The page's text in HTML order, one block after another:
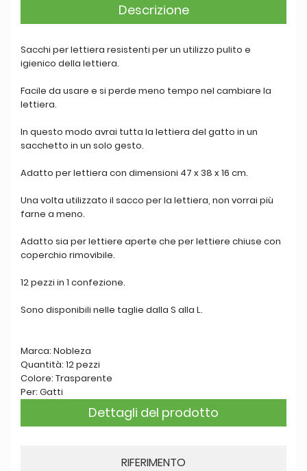
Descrizione
Sacchi per lettiera resistenti per un utilizzo pulito e
igienico della lettiera.
Facile da usare e si perde meno tempo nel cambiare la
lettiera.
In questo modo avrai tutta la lettiera del gatto in un
sacchetto in un solo gesto.
Adatto per lettiera con dimensioni 47 x 38 x 16 cm.
Una volta utilizzato il sacco per la lettiera, non vorrai più
farne a meno.
Adatto sia per lettiere aperte che per lettiere chiuse con
coperchio rimovibile.
12 pezzi in 1 confezione.
Sono disponibili nelle taglie dalla S alla L.
Marca: Nobleza
Quantità: 12 pezzi
Colore: Trasparente
Per: Gatti
Dettagli del prodotto
RIFERIMENTO